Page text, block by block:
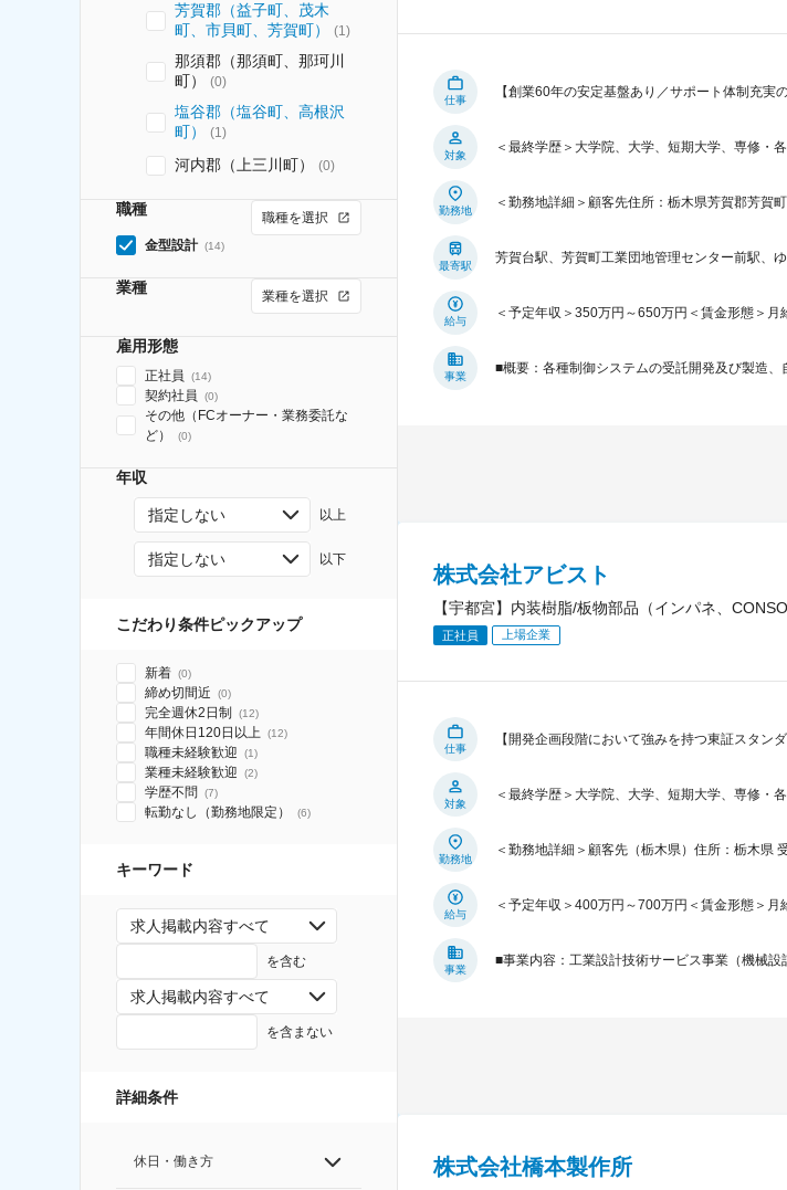
芳賀郡（益子町、茂木
町、市貝町、芳賀町）
(1)
那須郡（那須町、那珂川
町）
(0)
塩谷郡（塩谷町、高根沢
町）
(1)
河内郡（上三川町） (0)
職種
職種を選択
金型設計 (14)
業種 業種を選択
雇用形態
正社員 (14)
契約社員 (0)
その他（FCオーナー・業務委託な
ど）
(0)
年収
指定しない 以上
指定しない 以下
こだわり条件ピックアップ
新着 (0)
締め切間近 (0)
完全週休2日制 (12)
年間休日120日以上 (12)
職種未経験歓迎 (1)
業種未経験歓迎 (2)
学歴不問 (7)
転勤なし（勤務地限定） (6)
キーワード
求人掲載内容すべて
を含む
求人掲載内容すべて
を含まない
詳細条件
休日・働き方
仕事
【創業60年の安定基盤あり／サポート体制充
対象
＜最終学歴＞大学院、大学、短期大学、専修・
勤務地
＜勤務地詳細＞顧客先住所：栃木県芳賀郡芳賀
最寄駅
芳賀台駅、芳賀町工業団地管理センター前駅、
給与
＜予定年収＞350万円～650万円＜賃金形態＞
事業
■概要：各種制御システムの受託開発及び製造
株式会社アビスト
【宇都宮】内装樹脂/板物部品（インパネ、
正社員 上場企業
仕事
【開発企画段階において強みを持つ東証スタ
対象
＜最終学歴＞大学院、大学、短期大学、専修・
勤務地
＜勤務地詳細＞顧客先（栃木県）住所：栃木県
給与
＜予定年収＞400万円～700万円＜賃金形態＞
事業
■事業内容：工業設計技術サービス事業（機械
株式会社橋本製作所